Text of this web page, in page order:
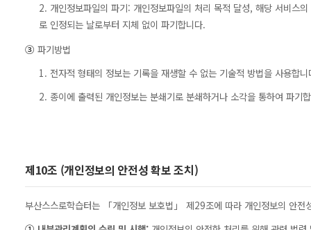
2. 개인정보파일의 파기: 개인정보파일의 처리 목적 달성, 해당 서비스
로 인정되는 날로부터 지체 없이 파기합니다.
③ 파기방법
1. 전자적 형태의 정보는 기록을 재생할 수 없는 기술적 방법을 사용합니
2. 종이에 출력된 개인정보는 분쇄기로 분쇄하거나 소각을 통하여 파기
제10조 (개인정보의 안전성 확보 조치)
부산스스로학습터는 「개인정보 보호법」 제29조에 따라 개인정보의 안